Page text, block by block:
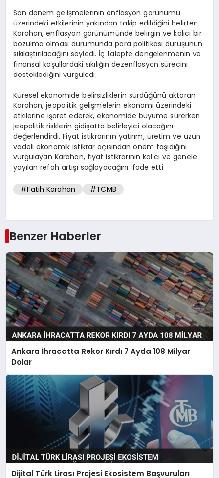
Son dönem gelişmelerinin enflasyon görünümü
üzerindeki etkilerinin yakından takip edildiğini belirten
Karahan, enflasyon görünümünde belirgin ve kalıcı bir
bozulma olması durumunda para politikası duruşunun
sıkılaştırılacağını söyledi. İç talepte dengelenmenin ve
finansal koşullardaki sıkılığın dezenflasyon sürecini
desteklediğini vurguladı.
Küresel ekonomide belirsizliklerin sürdüğünü aktaran
Karahan, jeopolitik gelişmelerin ekonomi üzerindeki
etkilerine işaret ederek, ekonomide büyüme sürerken
jeopolitik risklerin gidişatta belirleyici olacağını
değerlendirdi. Fiyat istikrarının yatırım, üretim ve uzun
vadeli ekonomik istikrar açısından önem taşıdığını
vurgulayan Karahan, fiyat istikrarının kalıcı ve genele
yayılan refah artışı sağlayacağını ifade etti.
#Fatih Karahan #TCMB
Benzer Haberler
Ankara İhracatta Rekor Kırdı 7 Ayda 108 Milyar
Dolar
Dijital Türk Lirası Projesi Ekosistem Başvuruları